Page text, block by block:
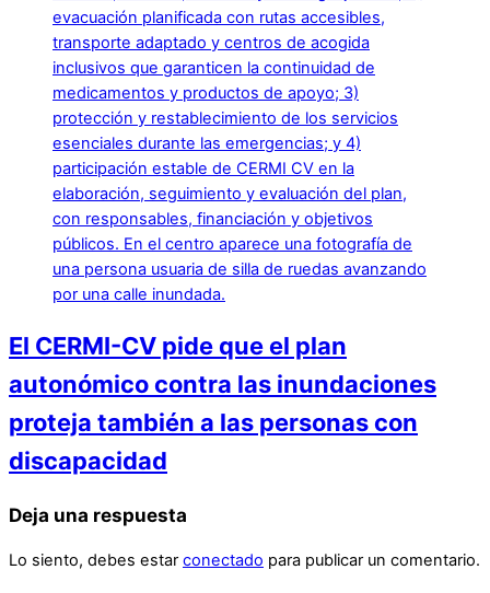
El CERMI-CV pide que el plan
autonómico contra las inundaciones
proteja también a las personas con
discapacidad
Deja una respuesta
Lo siento, debes estar conectado para publicar un comentario.